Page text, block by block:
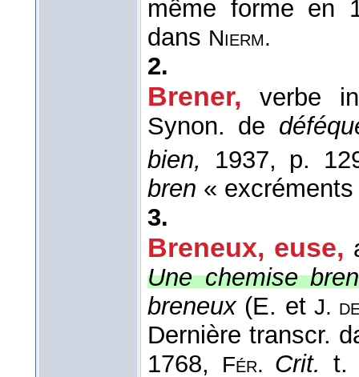
même forme en
dans Nierm.
2.
Brener,
verbe
Synon. de
bien,
1937, p.
bren «
3.
Breneux, euse,
Une chemise
breneux(E. et J.
Dernière transcr.
1768,
Fér. Crit. t.